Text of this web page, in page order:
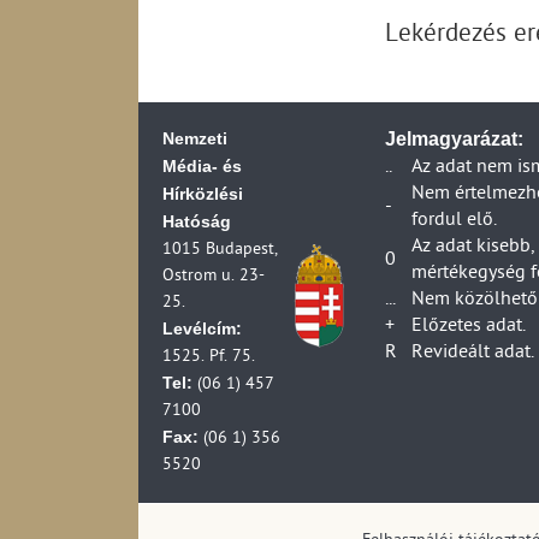
Távközlési
2006)
Posta ágazat
Posta ágazat
(1990-2006)
Posta ágazat
(1990-2007)
Posta ágazat
(1990-2007)
Posta ágazat
Lekérdezés
Nemzeti
Média- és
Hírközlési
Hatóság
1015 Budapest,
Ostrom u. 23-
25.
Levélcím:
1525. Pf. 75.
Tel: (06 1) 457
7100
Fax: (06 1) 356
5520
Jelmagyarázat:
..
Az adat nem
-
Nem
fordul elő.
0
Az adat
mértékegység
...
Nem
+
Előzetes adat.
R
Revideált adat.